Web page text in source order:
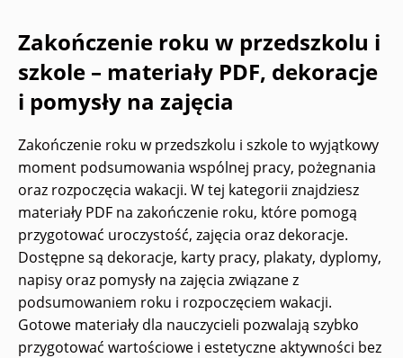
Zakończenie roku w przedszkolu i
szkole – materiały PDF, dekoracje
i pomysły na zajęcia
Zakończenie roku w przedszkolu i szkole to wyjątkowy
moment podsumowania wspólnej pracy, pożegnania
oraz rozpoczęcia wakacji. W tej kategorii znajdziesz
materiały PDF na zakończenie roku, które pomogą
przygotować uroczystość, zajęcia oraz dekoracje.
Dostępne są dekoracje, karty pracy, plakaty, dyplomy,
napisy oraz pomysły na zajęcia związane z
podsumowaniem roku i rozpoczęciem wakacji.
Gotowe materiały dla nauczycieli pozwalają szybko
przygotować wartościowe i estetyczne aktywności bez